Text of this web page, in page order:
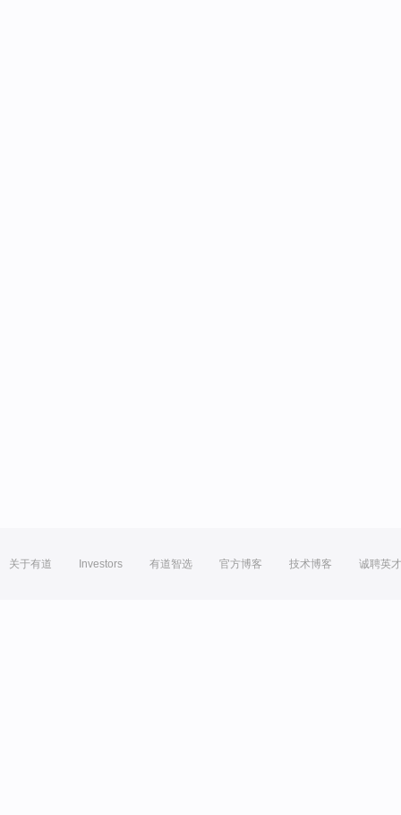
关于有道 Investors 有道智选 官方博客 技术博客 诚聘英才